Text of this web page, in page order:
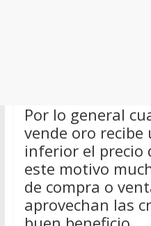
Por lo general
vende oro recibe
inferior el precio
este motivo
de compra o
aprovechan las